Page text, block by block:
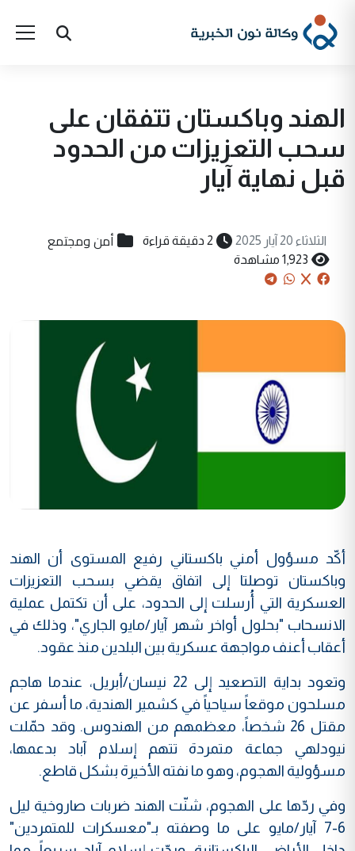
الهند وباكستان تتفقان على
سحب التعزيزات من الحدود
قبل نهاية آيار
الثلاثاء 20 آيار 2025 2 دقيقة قراءة أمن ومجتمع
1,923 مشاهدة
أكّد مسؤول أمني باكستاني رفيع المستوى أن الهند
وباكستان توصلتا إلى اتفاق يقضي بسحب التعزيزات
العسكرية التي أُرسلت إلى الحدود، على أن تكتمل عملية
الانسحاب "بحلول أواخر شهر آيار/مايو الجاري"، وذلك في
أعقاب أعنف مواجهة عسكرية بين البلدين منذ عقود.
وتعود بداية التصعيد إلى 22 نيسان/أبريل، عندما هاجم
مسلحون موقعاً سياحياً في كشمير الهندية، ما أسفر عن
مقتل 26 شخصاً، معظمهم من الهندوس. وقد حمّلت
نيودلهي جماعة متمردة تتهم إسلام آباد بدعمها،
مسؤولية الهجوم، وهو ما نفته الأخيرة بشكل قاطع.
وفي ردّها على الهجوم، شنّت الهند ضربات صاروخية ليل
6-7 آيار/مايو على ما وصفته بـ"معسكرات للمتمردين"